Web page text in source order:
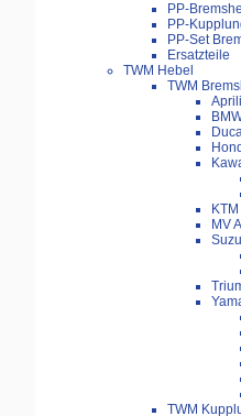
PP-
PP-
PP-Set
Ersatzteile
TWM Hebel
TWM
KTM
MV
TWM